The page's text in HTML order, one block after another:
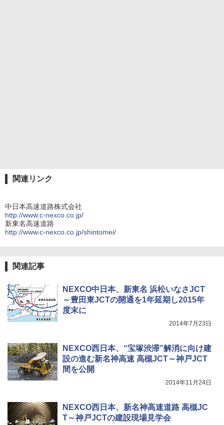
関連リンク
中日本高速道路株式会社
http://www.c-nexco.co.jp/
新東名高速道路
http://www.c-nexco.co.jp/shintomei/
関連記事
NEXCO中日本、新東名 浜松いなさJCT
～豊田東JCTの開通を1年延期し2015年
度末に
2014年7月23日
NEXCO西日本、“宝塚渋滞”解消に向け建
設の進む新名神高速 高槻JCT～神戸JCT
間を公開
2014年11月24日
NEXCO西日本、新名神高速道路 高槻JC
T～神戸JCTの建設現場見学会